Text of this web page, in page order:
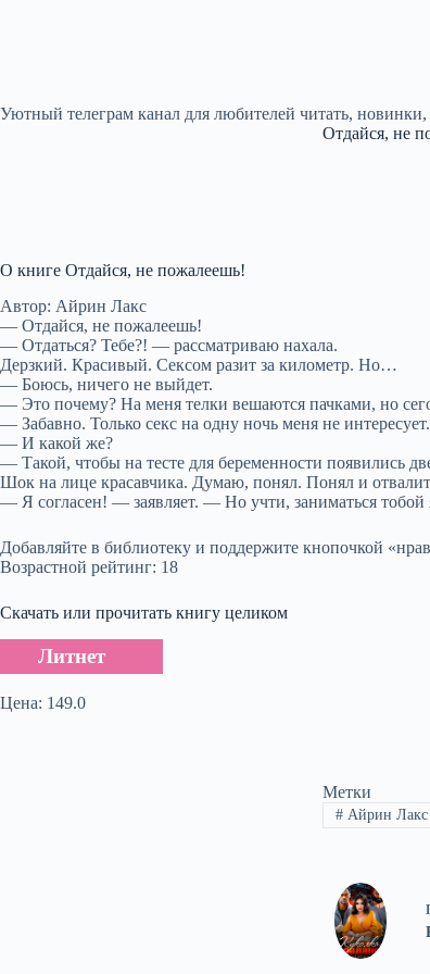
Уютный телеграм канал для любителей читать, новинки,
Отдайся, не
О книге Отдайся, не пожалеешь!
Автор: Айрин Лакс
— Отдайся, не пожалеешь!
— Отдаться? Тебе?! — рассматриваю нахала.
Дерзкий. Красивый. Сексом разит за километр. Но…
— Боюсь, ничего не выйдет.
— Это почему? На меня телки вешаются пачками, но
— Забавно. Только секс на одну ночь меня не
— И какой же?
— Такой, чтобы на тесте для беременности появились
Шок на лице красавчика. Думаю, понял. Понял и
— Я согласен! — заявляет. — Но учти, заниматься тобой
Добавляйте в библиотеку и поддержите кнопочкой
Возрастной рейтинг: 18
Скачать или прочитать книгу целиком
Литнет
Цена: 149.0
Метки
#Айрин Лакс